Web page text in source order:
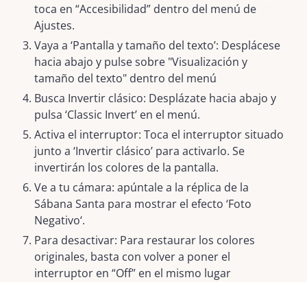
toca en “Accesibilidad” dentro del menú de
Ajustes.
Vaya a ‘Pantalla y tamaño del texto’: Desplácese
hacia abajo y pulse sobre "Visualización y
tamaño del texto" dentro del menú
Busca Invertir clásico: Desplázate hacia abajo y
pulsa ‘Classic Invert’ en el menú.
Activa el interruptor: Toca el interruptor situado
junto a ‘Invertir clásico’ para activarlo. Se
invertirán los colores de la pantalla.
Ve a tu cámara: apúntale a la réplica de la
Sábana Santa para mostrar el efecto ‘Foto
Negativo‘.
Para desactivar: Para restaurar los colores
originales, basta con volver a poner el
interruptor en “Off” en el mismo lugar